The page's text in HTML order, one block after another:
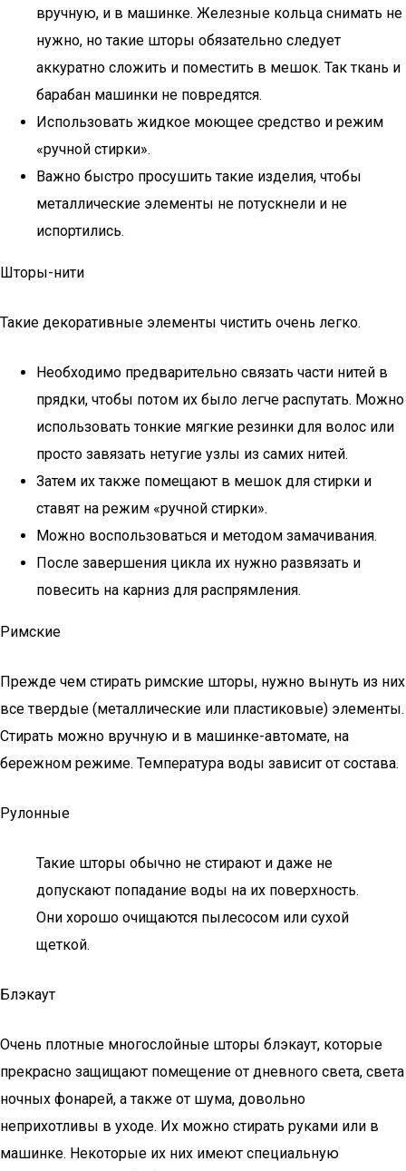
вручную, и в машинке. Железные кольца снимать не
нужно, но такие шторы обязательно следует
аккуратно сложить и поместить в мешок. Так ткань и
барабан машинки не повредятся.
Использовать жидкое моющее средство и режим
«ручной стирки».
Важно быстро просушить такие изделия, чтобы
металлические элементы не потускнели и не
испортились.
Шторы-нити
Такие декоративные элементы чистить очень легко.
Необходимо предварительно связать части нитей в
прядки, чтобы потом их было легче распутать. Можно
использовать тонкие мягкие резинки для волос или
просто завязать нетугие узлы из самих нитей.
Затем их также помещают в мешок для стирки и
ставят на режим «ручной стирки».
Можно воспользоваться и методом замачивания.
После завершения цикла их нужно развязать и
повесить на карниз для распрямления.
Римские
Прежде чем стирать римские шторы, нужно вынуть из них
все твердые (металлические или пластиковые) элементы.
Стирать можно вручную и в машинке-автомате, на
бережном режиме. Температура воды зависит от состава.
Рулонные
Такие шторы обычно не стирают и даже не
допускают попадание воды на их поверхность.
Они хорошо очищаются пылесосом или сухой
щеткой.
Блэкаут
Очень плотные многослойные шторы блэкаут, которые
прекрасно защищают помещение от дневного света, света
ночных фонарей, а также от шума, довольно
неприхотливы в уходе. Их можно стирать руками или в
машинке. Некоторые их них имеют специальную